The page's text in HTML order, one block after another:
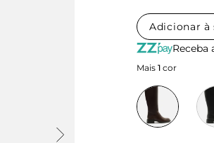
Adicionar à
Receba
Mais 1 cor